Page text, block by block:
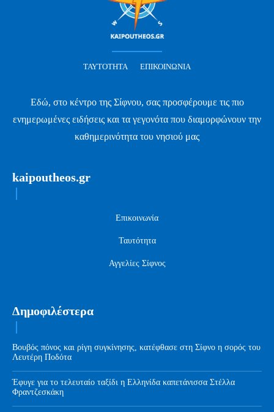
ΤΑΥΤΌΤΗΤΑ ΕΠΙΚΟΙΝΩΝΊΑ
Εδώ, στο κέντρο της Σίφνου, σας προσφέρουμε τις πιο
ενημερωμένες ειδήσεις και τα γεγονότα που διαμορφώνουν την
καθημερινότητα του νησιού μας
kaipoutheos.gr
Επικοινωνία
Ταυτότητα
Αγγελίες Σίφνος
Δημοφιλέστερα
Βουβός πόνος και ρίγη συγκίνησης, κατέφθασε στη Σίφνο η σορός του
Λευτέρη Ποδότα
Έφυγε για το τελευταίο ταξίδι η Ελληνίδα καπετάνισσα Στέλλα
Φραντζεσκάκη